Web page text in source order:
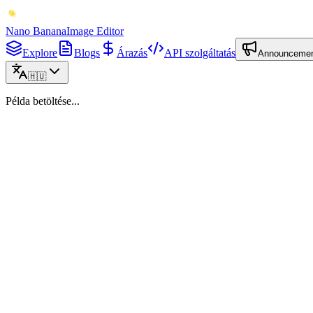
Nano BananaImage Editor
Explore
Blogs Árazás API szolgáltatás
🇭🇺
Példa betöltése...